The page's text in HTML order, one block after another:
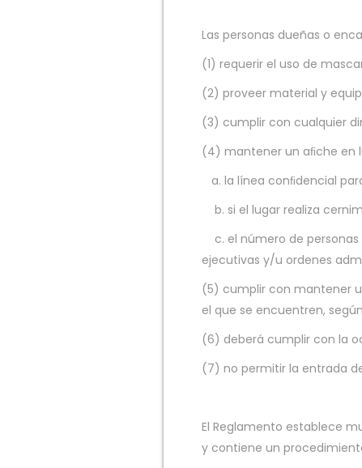
Las personas dueñas o
(1) requerir el uso de
(2) proveer material y
(3) cumplir con cualquier
(4) mantener un aﬁche en
a. la línea conﬁdencial
b. si el lugar realiza
c. el número de
ejecutivas y/u ordenes
(5) cumplir con mantener
el que se encuentren,
(6) deberá cumplir con la
(7) no permitir la entrada
El Reglamento establece
y contiene un